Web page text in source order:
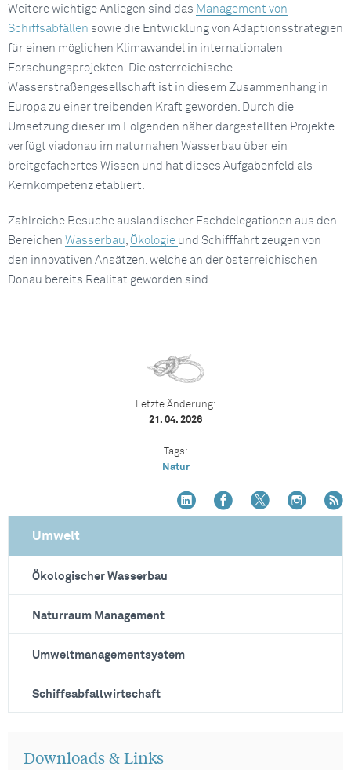
Weitere wichtige Anliegen sind das Management von
Schiffsabfällen sowie die Entwicklung von Adaptionsstrategien
für einen möglichen Klimawandel in internationalen
Forschungsprojekten. Die österreichische
Wasserstraßengesellschaft ist in diesem Zusammenhang in
Europa zu einer treibenden Kraft geworden. Durch die
Umsetzung dieser im Folgenden näher dargestellten Projekte
verfügt viadonau im naturnahen Wasserbau über ein
breitgefächertes Wissen und hat dieses Aufgabenfeld als
Kernkompetenz etabliert.
Zahlreiche Besuche ausländischer Fachdelegationen aus den
Bereichen Wasserbau, Ökologie und Schifffahrt zeugen von
den innovativen Ansätzen, welche an der österreichischen
Donau bereits Realität geworden sind.
Letzte Änderung:
21. 04. 2026
Tags:
Natur
Umwelt
Ökologischer Wasserbau
Naturraum Management
Umweltmanagementsystem
Schiffsabfallwirtschaft
Downloads & Links